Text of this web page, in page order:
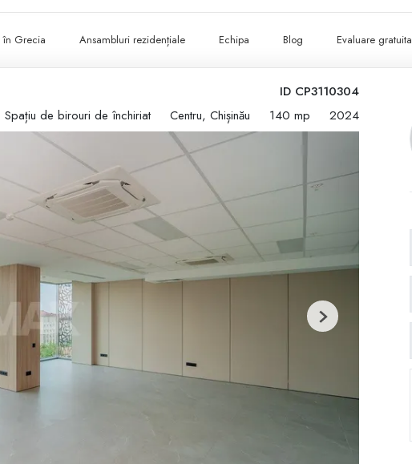
în Grecia Ansambluri rezidențiale Echipa Blog Evaluare gratuita
ID CP3110304
Spațiu de birouri de închiriat Centru, Chișinău 140 mp 2024
Next